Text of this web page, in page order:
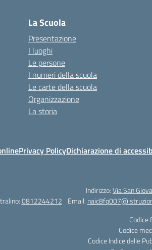
La Scuola
Presentazione
I luoghi
Le persone
I numeri della scuola
Le carte della scuola
Organizzazione
La storia
Privacy PolicyDichiarazione di
Indirizzo:Via San
0812244212 Email:
Codice
Codice Indice delle